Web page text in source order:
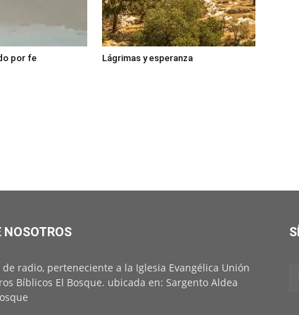
por fe Lágrimas y esperanza
NOSOTROS
de radio, perteneciente a la Iglesia Evangélica Unión
Bíblicos El Bosque. ubicada en: Sargento Aldea